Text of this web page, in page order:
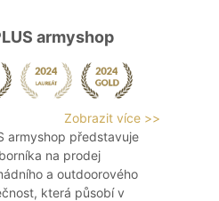
armyshop
Zobrazit více >>
armyshop představuje
na prodej
a outdoorového
která působí v